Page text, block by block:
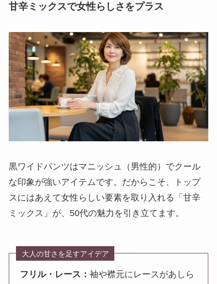
甘辛ミックスで女性らしさをプラス
黒ワイドパンツはマニッシュ（男性的）でクール
な印象が強いアイテムです。だからこそ、トップ
スにはあえて女性らしい要素を取り入れる「甘辛
ミックス」が、50代の魅力を引き立てます。
大人の甘さを足すアイデア
フリル・レース：袖や襟元にレースがあしら